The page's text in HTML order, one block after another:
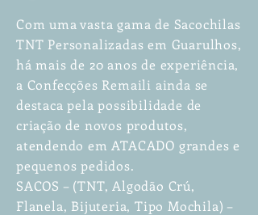
Com uma vasta gama de Sacochilas
TNT Personalizadas em Guarulhos,
há mais de 20 anos de experiência,
a Confecções Remaili ainda se
destaca pela possibilidade de
criação de novos produtos,
atendendo em ATACADO grandes e
pequenos pedidos.
SACOS – (TNT, Algodão Crú,
Flanela, Bijuteria, Tipo Mochila) –